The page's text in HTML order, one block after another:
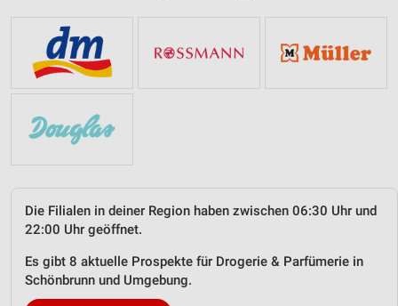
Die Filialen in deiner Region haben zwischen 06:30 Uhr und
22:00 Uhr geöffnet.
Es gibt 8 aktuelle Prospekte für Drogerie & Parfümerie in
Schönbrunn und Umgebung.